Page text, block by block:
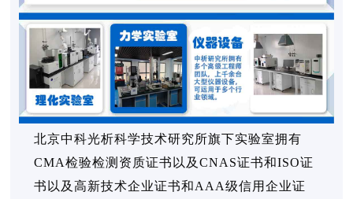
北京中科光析科学技术研究所旗下实验室拥有
CMA检验检测资质证书以及CNAS证书和ISO证
书以及高新技术企业证书和AAA级信用企业证